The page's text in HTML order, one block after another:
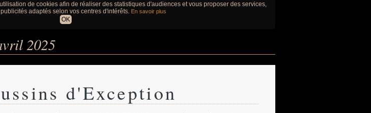
de cookies afin de réaliser des statistiques d'audiences et vous proposer des services,
adaptés selon vos centres d'intérêts. En savoir plus
OK
2025
d'Exception